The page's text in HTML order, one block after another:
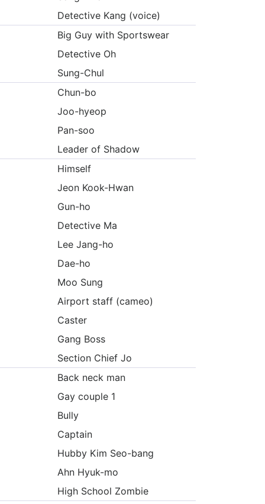
Detective Kang (voice)
Big Guy with Sportswear
Detective Oh
Sung-Chul
Chun-bo
Joo-hyeop
Pan-soo
Leader of Shadow
Himself
Jeon Kook-Hwan
Gun-ho
Detective Ma
Lee Jang-ho
Dae-ho
Moo Sung
Airport staff (cameo)
Caster
Gang Boss
Section Chief Jo
Back neck man
Gay couple 1
Bully
Captain
Hubby Kim Seo-bang
Ahn Hyuk-mo
High School Zombie